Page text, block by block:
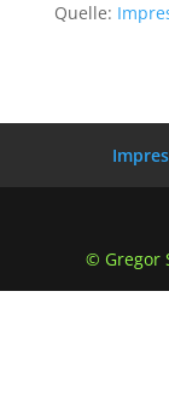
Quelle:
© Gregor